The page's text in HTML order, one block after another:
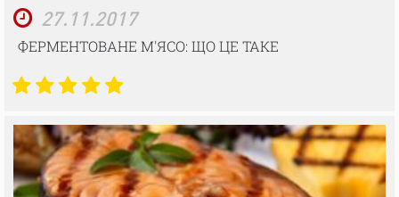
27.11.2017
ФЕРМЕНТОВАНЕ М'ЯСО: ЩО ЦЕ ТАКЕ